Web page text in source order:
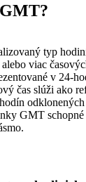
typ
viac
v 24-
čas slúži ako
GMT